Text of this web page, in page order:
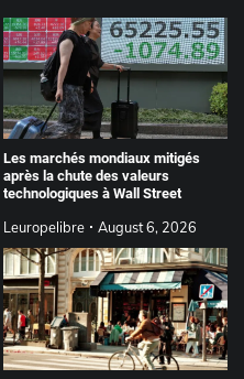
Les marchés mondiaux mitigés
après la chute des valeurs
technologiques à Wall Street
Leuropelibre August 6, 2026